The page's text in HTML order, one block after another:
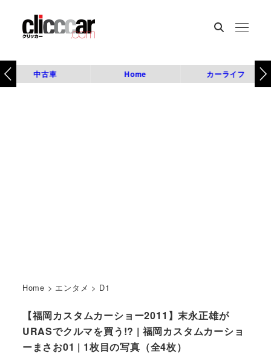
中古車 Home カーライフ
Home > エンタメ > D1
【福岡カスタムカーショー2011】末永正雄が
URASでクルマを買う!? | 福岡カスタムカーショ
ーまさお01 | 1枚目の写真（全4枚）